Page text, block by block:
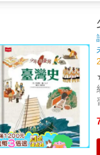
★
習！ ＊跨
系統